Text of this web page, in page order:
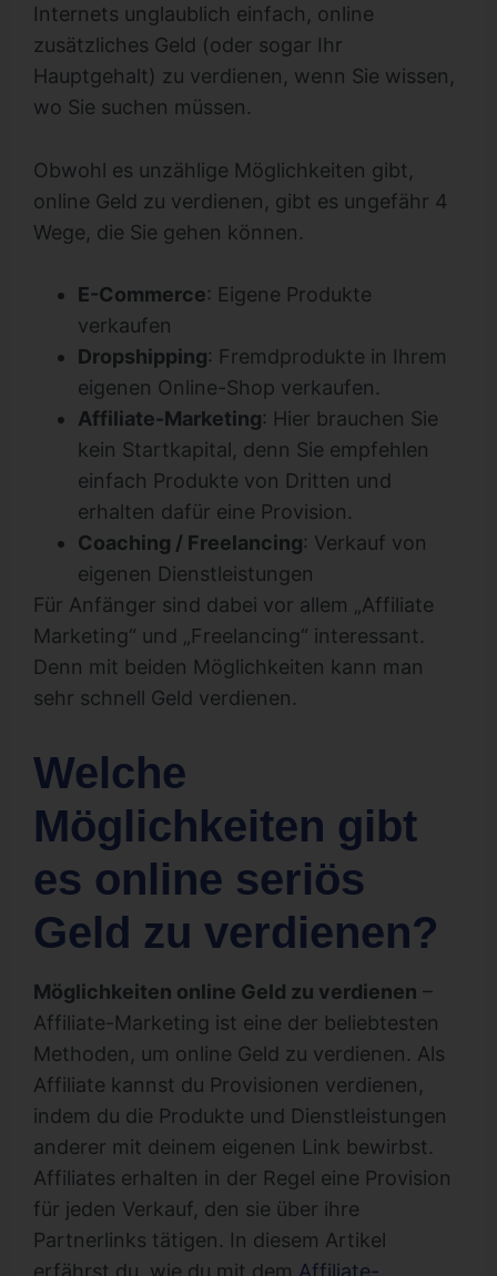
Internets unglaublich einfach, online
zusätzliches Geld (oder sogar Ihr
Hauptgehalt) zu verdienen, wenn Sie wissen,
wo Sie suchen müssen.
Obwohl es unzählige Möglichkeiten gibt,
online Geld zu verdienen, gibt es ungefähr 4
Wege, die Sie gehen können.
E-Commerce: Eigene Produkte
verkaufen
Dropshipping: Fremdprodukte in Ihrem
eigenen Online-Shop verkaufen.
Affiliate-Marketing: Hier brauchen Sie
kein Startkapital, denn Sie empfehlen
einfach Produkte von Dritten und
erhalten dafür eine Provision.
Coaching / Freelancing: Verkauf von
eigenen Dienstleistungen
Für Anfänger sind dabei vor allem „Affiliate
Marketing“ und „Freelancing“ interessant.
Denn mit beiden Möglichkeiten kann man
sehr schnell Geld verdienen.
Welche
Möglichkeiten gibt
es online seriös
Geld zu verdienen?
Möglichkeiten online Geld zu verdienen –
Affiliate-Marketing ist eine der beliebtesten
Methoden, um online Geld zu verdienen. Als
Affiliate kannst du Provisionen verdienen,
indem du die Produkte und Dienstleistungen
anderer mit deinem eigenen Link bewirbst.
Affiliates erhalten in der Regel eine Provision
für jeden Verkauf, den sie über ihre
Partnerlinks tätigen. In diesem Artikel
erfährst du, wie du mit dem Affiliate-